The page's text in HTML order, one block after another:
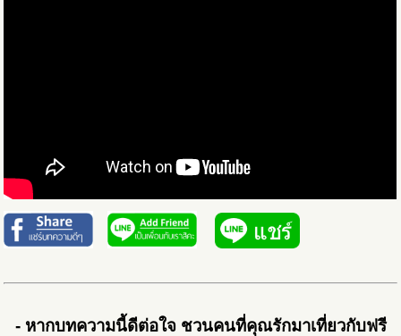
- หากบทความนี้ดีต่อใจ ชวนคนที่คุณรักมาเที่ยวกับฟรี